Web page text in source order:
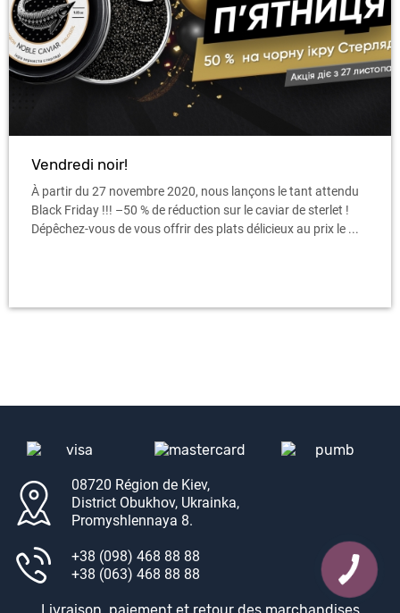
Vendredi noir!
À partir du 27 novembre 2020, nous lançons le tant attendu
Black Friday !!! –50 % de réduction sur le caviar de sterlet !
Dépêchez-vous de vous offrir des plats délicieux au prix le ...
08720 Région de Kiev,
District Obukhov, Ukrainka,
Promyshlennaya 8.
+38 (098) 468 88 88
+38 (063) 468 88 88